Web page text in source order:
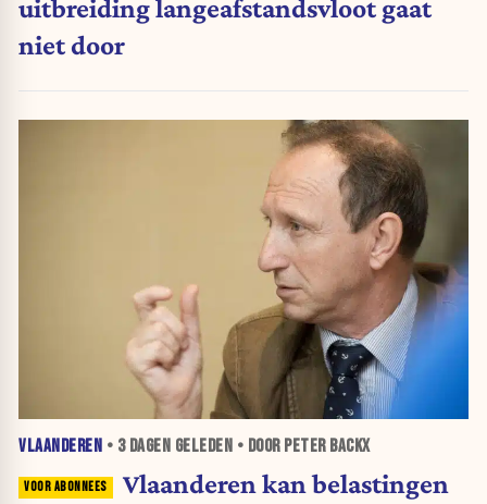
uitbreiding langeafstandsvloot gaat
niet door
VLAANDEREN • 3 DAGEN GELEDEN • DOOR PETER BACKX
Vlaanderen kan belastingen